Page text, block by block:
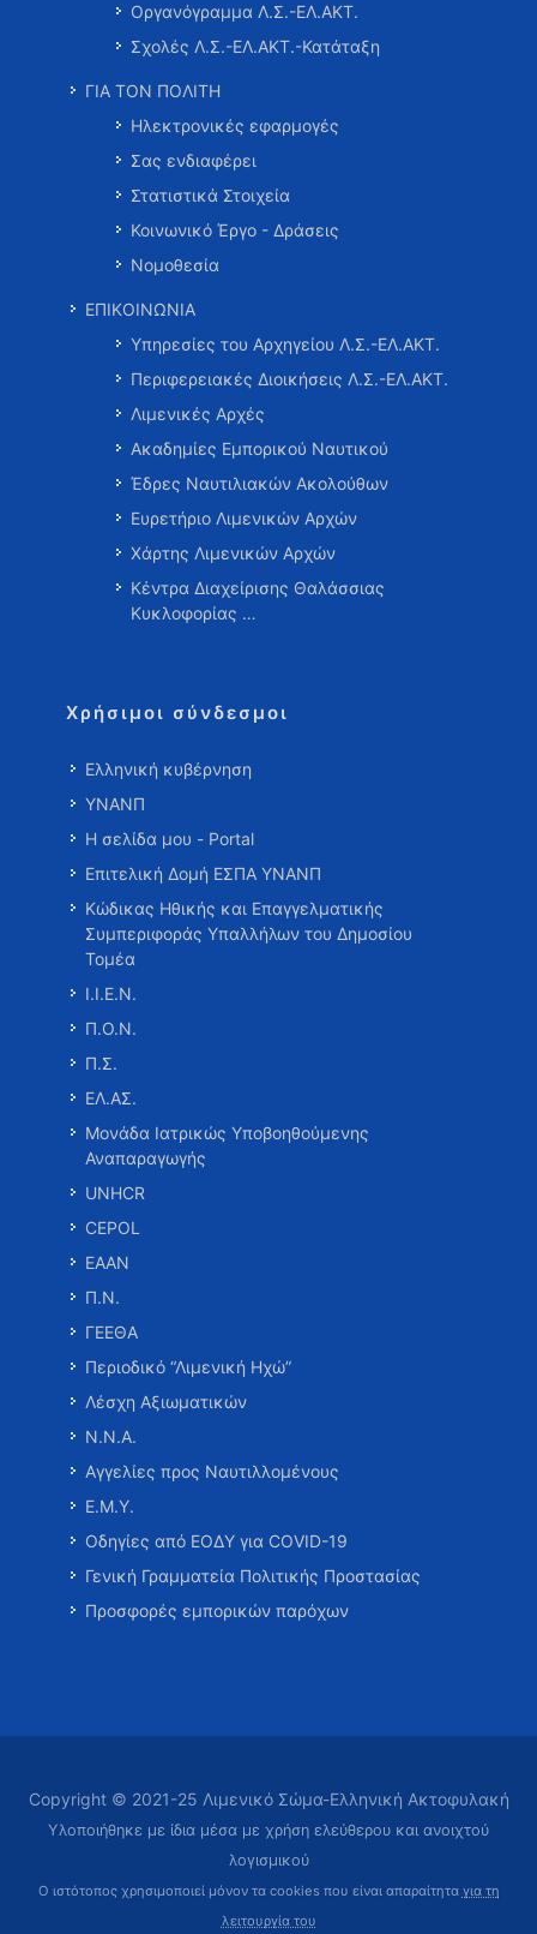
Οργανόγραμμα Λ.Σ.-ΕΛ.ΑΚΤ.
Σχολές Λ.Σ.-ΕΛ.ΑΚΤ.-Κατάταξη
ΓΙΑ ΤΟΝ ΠΟΛΙΤΗ
Ηλεκτρονικές εφαρμογές
Σας ενδιαφέρει
Στατιστικά Στοιχεία
Κοινωνικό Έργο - Δράσεις
Νομοθεσία
ΕΠΙΚΟΙΝΩΝΙΑ
Υπηρεσίες του Αρχηγείου Λ.Σ.-ΕΛ.ΑΚΤ.
Περιφερειακές Διοικήσεις Λ.Σ.-ΕΛ.ΑΚΤ.
Λιμενικές Αρχές
Ακαδημίες Εμπορικού Ναυτικού
Έδρες Ναυτιλιακών Ακολούθων
Ευρετήριο Λιμενικών Αρχών
Χάρτης Λιμενικών Αρχών
Κέντρα Διαχείρισης Θαλάσσιας
Κυκλοφορίας …
Χρήσιμοι σύνδεσμοι
Ελληνική κυβέρνηση
ΥΝΑΝΠ
Η σελίδα μου - Portal
Επιτελική Δομή ΕΣΠΑ ΥΝΑΝΠ
Κώδικας Ηθικής και Επαγγελματικής
Συμπεριφοράς Υπαλλήλων του Δημοσίου
Τομέα
Ι.Ι.Ε.Ν.
Π.Ο.Ν.
Π.Σ.
ΕΛ.ΑΣ.
Μονάδα Ιατρικώς Υποβοηθούμενης
Αναπαραγωγής
UNHCR
CEPOL
ΕΑΑΝ
Π.Ν.
ΓΕΕΘΑ
Περιοδικό “Λιμενική Ηχώ”
Λέσχη Αξιωματικών
Ν.Ν.Α.
Αγγελίες προς Ναυτιλλομένους
Ε.Μ.Υ.
Οδηγίες από ΕΟΔΥ για COVID-19
Γενική Γραμματεία Πολιτικής Προστασίας
Προσφορές εμπορικών παρόχων
Copyright © 2021-25 Λιμενικό Σώμα-Ελληνική Ακτοφυλακή
Υλοποιήθηκε με ίδια μέσα με χρήση ελεύθερου και ανοιχτού
λογισμικού
Ο ιστότοπος χρησιμοποιεί μόνον τα cookies που είναι απαραίτητα για τη
λειτουργία του